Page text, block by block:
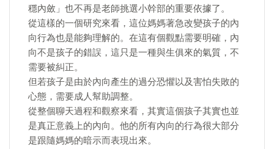
穩內斂」也不再是老師挑選小幹部的重要依據了。
從這樣的一個研究來看，這位媽媽著急改變孩子的內
向行為也是能夠理解的。在這有個觀點需要明確，內
向不是孩子的錯誤，這只是一種與生俱來的氣質，不
需要被糾正。
但若孩子是由於內向產生的過分恐懼以及害怕失敗的
心態，需要成人幫助調整。
從整個聊天過程和觀察來看，其實這個孩子其實也並
是真正意義上的內向。他的所有內向的行為很大部分
是跟隨媽媽的暗示而表現出來。